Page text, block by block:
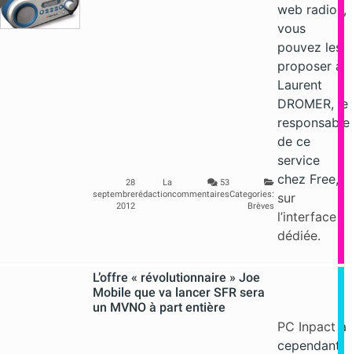
28
septembre
2012
La
rédaction
53
commentairesCategories:
Brèves
web radios,
vous
pouvez les
proposer à
Laurent
DROMER, le
responsable
de ce
service
chez Free,
sur
l’interface
dédiée.
L’offre « révolutionnaire » Joe
Mobile que va lancer SFR sera
un MVNO à part entière
PC Inpact a
cependant